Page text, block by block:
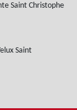
Saint Christophe
Saint